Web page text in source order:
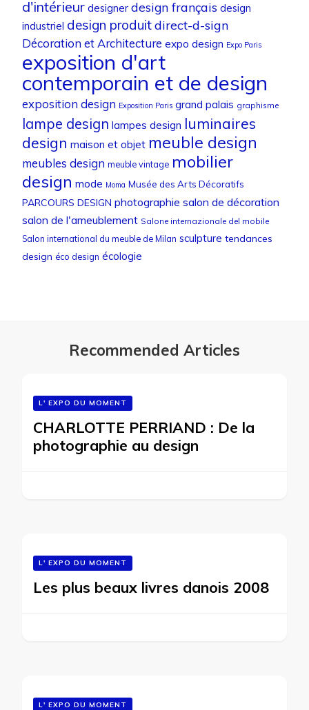
d'intérieur designer design français design
industriel design produitdirect-d-sign
Décoration et Architecture expo design Expo Paris
exposition d'art
contemporain et de design
exposition design Exposition Paris grand palais graphisme
lampe design lampes design luminaires
design maison et objet meuble design
meubles design meuble vintage mobilier
design mode Moma Musée des Arts Décoratifs
PARCOURS DESIGN photographie salon de décoration
salon de l'ameublement Salone internazionale del mobile
Salon international du meuble de Milan sculpture tendances
design éco design écologie
Recommended Articles
L' EXPO DU MOMENT
CHARLOTTE PERRIAND : De la
photographie au design
L' EXPO DU MOMENT
Les plus beaux livres danois 2008
L' EXPO DU MOMENT